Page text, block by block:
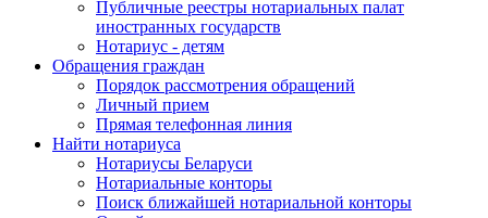
Публичные реестры нотариальных палат
иностранных государств
Нотариус - детям
Обращения граждан
Порядок рассмотрения обращений
Личный прием
Прямая телефонная линия
Найти нотариуса
Нотариусы Беларуси
Нотариальные конторы
Поиск ближайшей нотариальной конторы